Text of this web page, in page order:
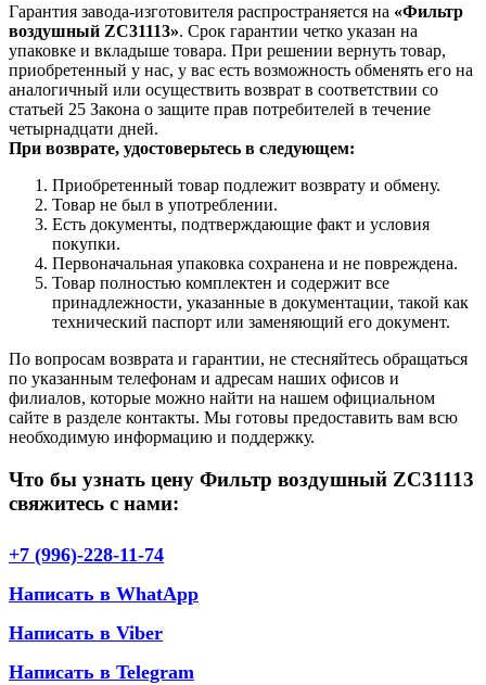
Гарантия завода-изготовителя распространяется на «Фильтр
воздушный ZC31113». Срок гарантии четко указан на
упаковке и вкладыше товара. При решении вернуть товар,
приобретенный у нас, у вас есть возможность обменять его на
аналогичный или осуществить возврат в соответствии со
статьей 25 Закона о защите прав потребителей в течение
четырнадцати дней.
При возврате, удостоверьтесь в следующем:
Приобретенный товар подлежит возврату и обмену.
Товар не был в употреблении.
Есть документы, подтверждающие факт и условия
покупки.
Первоначальная упаковка сохранена и не повреждена.
Товар полностью комплектен и содержит все
принадлежности, указанные в документации, такой как
технический паспорт или заменяющий его документ.
По вопросам возврата и гарантии, не стесняйтесь обращаться
по указанным телефонам и адресам наших офисов и
филиалов, которые можно найти на нашем официальном
сайте в разделе контакты. Мы готовы предоставить вам всю
необходимую информацию и поддержку.
Что бы узнать цену Фильтр воздушный ZC31113
свяжитесь с нами:
+7 (996)-228-11-74
Написать в WhatApp
Написать в Viber
Написать в Telegram